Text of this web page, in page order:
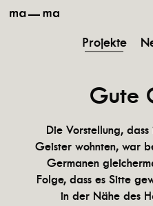
Projekte
Gute
Die Vorstellung,
Geister wohnten, war
Germanen
Folge, dass es Sitte
in der Nähe des